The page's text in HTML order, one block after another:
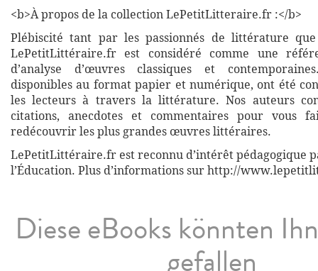
<b>À propos de la collection LePetitLitteraire.fr :</b>
Plébiscité tant par les passionnés de littérature
LePetitLittéraire.fr est considéré comme une
d’analyse d’œuvres classiques et
disponibles au format papier et numérique, ont été
les lecteurs à travers la littérature. Nos auteurs
citations, anecdotes et commentaires pour vous
redécouvrir les plus grandes œuvres littéraires.
LePetitLittéraire.fr est reconnu d’intérêt pédagogique
l’Éducation. Plus d’informations sur http://
Diese eBooks könnten
gefallen